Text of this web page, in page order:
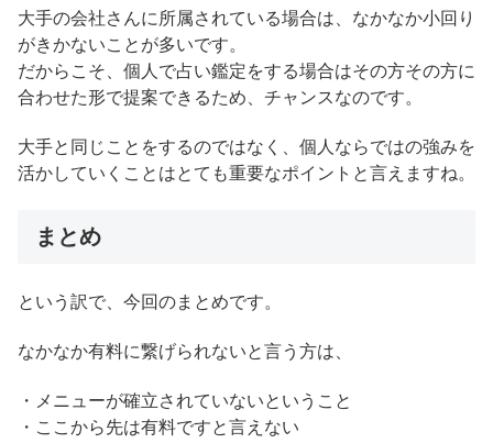
大手の会社さんに所属されている場合は、なかなか小回り
がきかないことが多いです。
だからこそ、個人で占い鑑定をする場合はその方その方に
合わせた形で提案できるため、チャンスなのです。
大手と同じことをするのではなく、個人ならではの強みを
活かしていくことはとても重要なポイントと言えますね。
まとめ
という訳で、今回のまとめです。
なかなか有料に繋げられないと言う方は、
・メニューが確立されていないということ
・ここから先は有料ですと言えない